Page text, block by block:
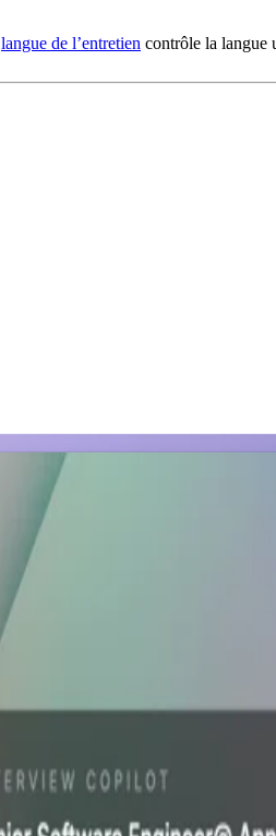
langue de l’entretien contrôle la langue